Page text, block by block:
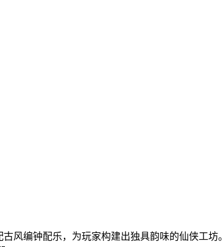
风编钟配乐，为玩家构建出独具韵味的仙侠工